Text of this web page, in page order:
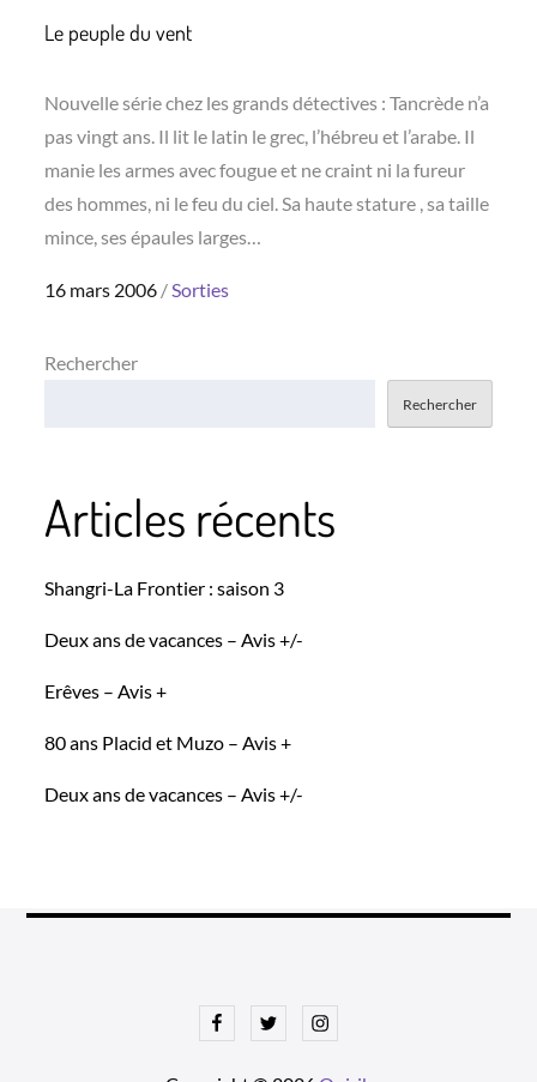
Le peuple du vent
Nouvelle série chez les grands détectives : Tancrède n’a
pas vingt ans. Il lit le latin le grec, l’hébreu et l’arabe. Il
manie les armes avec fougue et ne craint ni la fureur
des hommes, ni le feu du ciel. Sa haute stature , sa taille
mince, ses épaules larges…
Posted
16 mars 2006 Sorties
Rechercher
Rechercher
Articles récents
Shangri-La Frontier : saison 3
Deux ans de vacances – Avis +/-
Erêves – Avis +
80 ans Placid et Muzo – Avis +
Deux ans de vacances – Avis +/-
FacebookTwitterInstagram